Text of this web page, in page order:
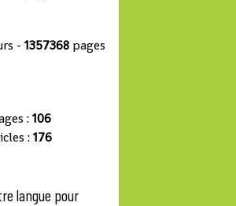
-1357368 pages
:106
:176
langue pour